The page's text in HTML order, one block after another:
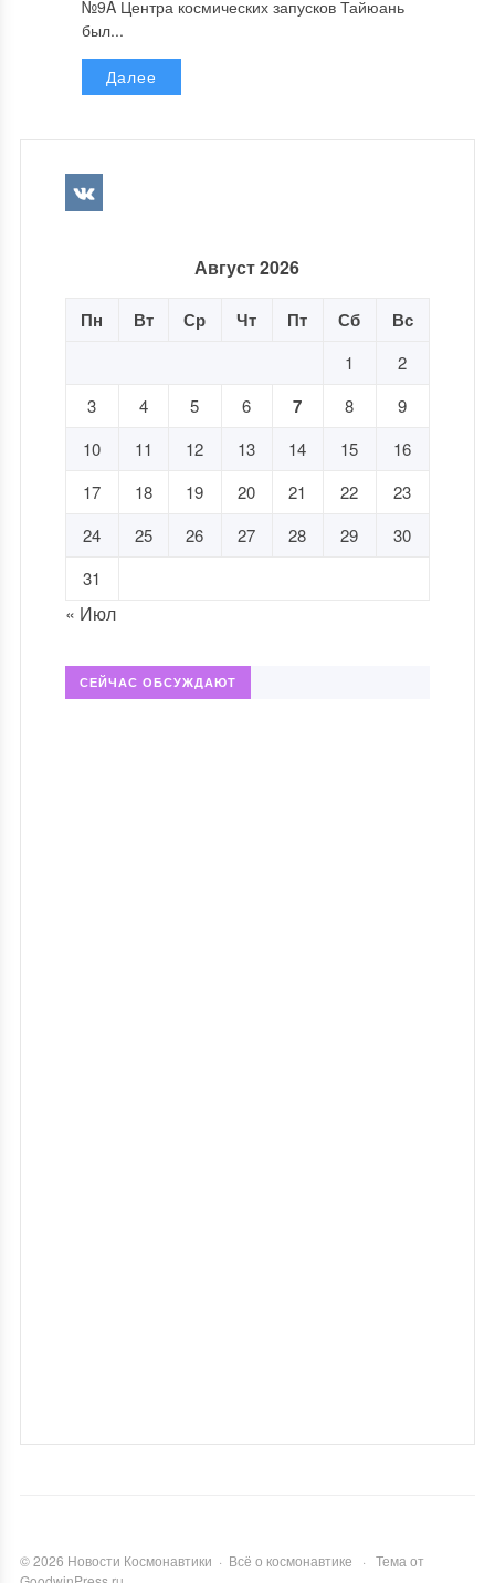
№9A Центра космических запусков Тайюань
был...
Далее
Август 2026
Пн Вт Ср Чт Пт Сб Вс
1
2
3
4 5 6 7 8
9
10
11 12 13 14 15
16
17
18 19 20 21 22
23
24
25 26 27 28 29
30
31
« Июл
СЕЙЧАС ОБСУЖДАЮТ
©2026 Новости Космонавтики · Всё о космонавтике · Тема от